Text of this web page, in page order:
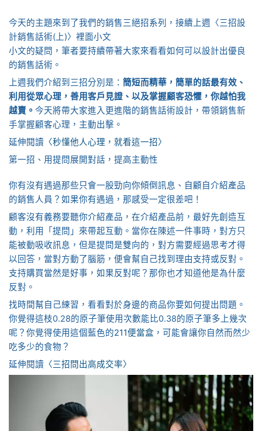
今天的主題來到了我們的銷售三絕招系列，接續上週〈三招設
計銷售話術(上)〉裡面小文
小文的疑問，筆者要持續帶著大家來看看如何可以設計出優良
的銷售話術。
上週我們介紹到三招分別是： 簡短而精華，簡單的話最有效、
利用從眾心理，善用客戶見證、以及掌握顧客恐懼，你越怕我
越賣。 今天將帶大家進入更進階的銷售話術設計，帶領銷售新
手掌握顧客心理，主動出擊。
延伸閱讀 〈秒懂他人心理，就看這一招〉
第一招、用提問展開對話，提高主動性
你有沒有遇過那些只會一股勁向你傾倒訊息、自顧自介紹產品
的銷售人員？如果你有遇過，那感受一定很差吧！
顧客沒有義務要聽你介紹產品，在介紹產品前，最好先創造互
動，利用「提問」來帶起互動。當你在陳述一件事時，對方只
能被動吸收訊息，但是提問是雙向的，對方需要經過思考才得
以回答，當對方動了腦筋，便會幫自己找到理由支持或反對。
支持購買當然是好事，如果反對呢？那你也才知道他是為什麼
反對。
找時間幫自己練習，看看對於身邊的商品你要如何提出問題。
你覺得這枝0.28的原子筆使用次數能比0.38的原子筆多上幾次
呢？你覺得使用這個藍色的211便當盒 ，可能會讓你自然而然少
吃多少的食物？
延伸閱讀 〈三招問出高成交率〉